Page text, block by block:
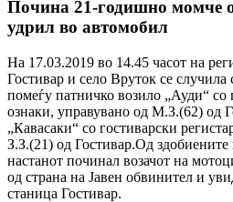
Почина 21-годишно момче
удрил во автомобил
На 17.03.2019 во 14.45 часот на
Гостивар и село Вруток се случила
помеѓу патничко возило „Ауди“ со
ознаки, управувано од М.З.(62) од
„Кавасаки“ со гостиварски
З.З.(21) од Гостивар.Од
настанот починал возачот на
од страна на Јавен обвинител и
станица Гостивар.